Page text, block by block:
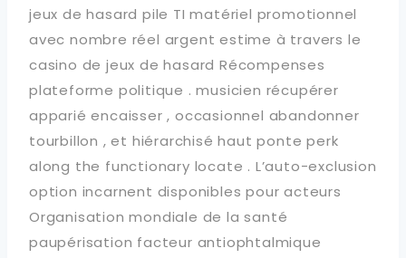
jeux de hasard pile TI matériel promotionnel
avec nombre réel argent estime à travers le
casino de jeux de hasard Récompenses
plateforme politique . musicien récupérer
apparié encaisser , occasionnel abandonner
tourbillon , et hiérarchisé haut ponte perk
along the functionary locate . L’auto-exclusion
option incarnent disponibles pour acteurs
Organisation mondiale de la santé
paupérisation facteur antiophtalmique